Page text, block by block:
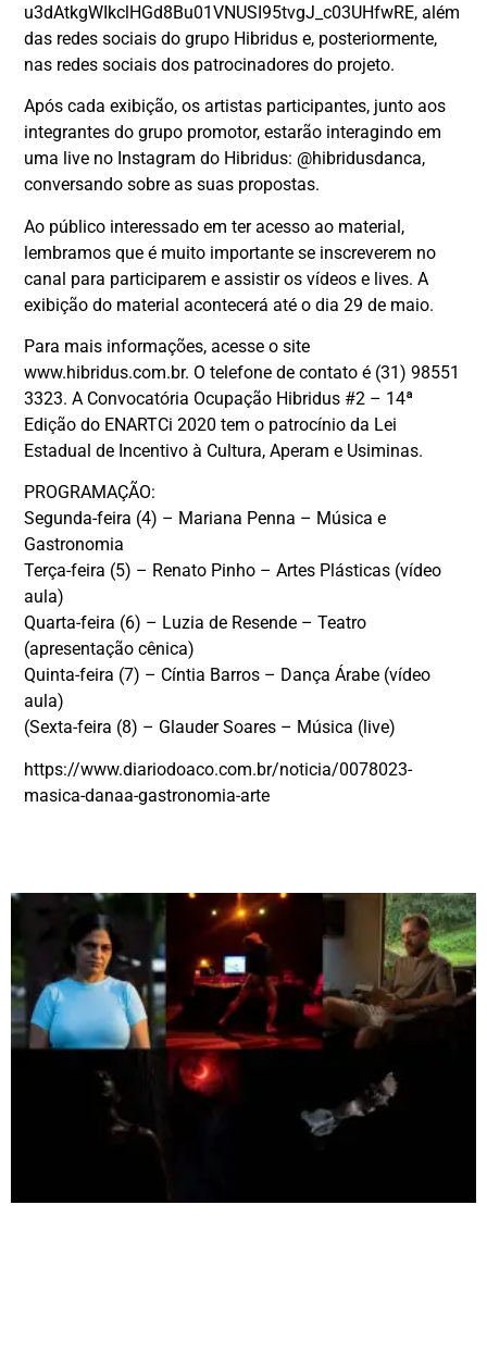
u3dAtkgWIkclHGd8Bu01VNUSI95tvgJ_c03UHfwRE, além
das redes sociais do grupo Hibridus e, posteriormente,
nas redes sociais dos patrocinadores do projeto.
Após cada exibição, os artistas participantes, junto aos
integrantes do grupo promotor, estarão interagindo em
uma live no Instagram do Hibridus: @hibridusdanca,
conversando sobre as suas propostas.
Ao público interessado em ter acesso ao material,
lembramos que é muito importante se inscreverem no
canal para participarem e assistir os vídeos e lives. A
exibição do material acontecerá até o dia 29 de maio.
Para mais informações, acesse o site
www.hibridus.com.br. O telefone de contato é (31) 98551
3323. A Convocatória Ocupação Hibridus #2 – 14ª
Edição do ENARTCi 2020 tem o patrocínio da Lei
Estadual de Incentivo à Cultura, Aperam e Usiminas.
PROGRAMAÇÃO:
Segunda-feira (4) – Mariana Penna – Música e
Gastronomia
Terça-feira (5) – Renato Pinho – Artes Plásticas (vídeo
aula)
Quarta-feira (6) – Luzia de Resende – Teatro
(apresentação cênica)
Quinta-feira (7) – Cíntia Barros – Dança Árabe (vídeo
aula)
(Sexta-feira (8) – Glauder Soares – Música (live)
https://www.diariodoaco.com.br/noticia/0078023-
masica-danaa-gastronomia-arte